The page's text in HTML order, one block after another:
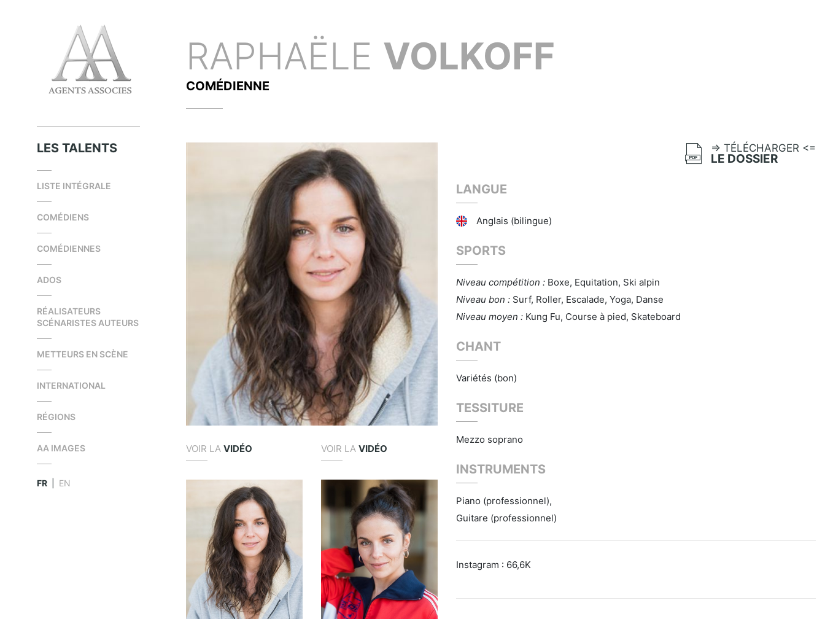
LES TALENTS
LISTE INTÉGRALE
COMÉDIENS
COMÉDIENNES
ADOS
RÉALISATEURS
SCÉNARISTES AUTEURS
METTEURS EN SCÈNE
INTERNATIONAL
RÉGIONS
AA IMAGES
FR EN
RAPHAËLE VOLKOFF
COMÉDIENNE
VOIR LA VIDÉO VOIR LA VIDÉO
=> TÉLÉCHARGER <=
LE DOSSIER
LANGUE
Anglais (bilingue)
SPORTS
Niveau compétition : Boxe, Equitation, Ski alpin
Niveau bon : Surf, Roller, Escalade, Yoga, Danse
Niveau moyen : Kung Fu, Course à pied, Skateboard
CHANT
Variétés (bon)
TESSITURE
Mezzo soprano
INSTRUMENTS
Piano (professionnel),
Guitare (professionnel)
Instagram : 66,6K